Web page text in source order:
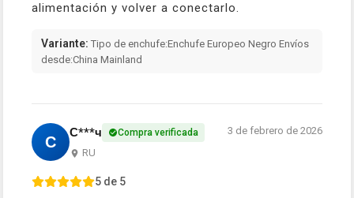
alimentación y volver a conectarlo.
Variante: Tipo de enchufe:Enchufe Europeo Negro Envíos
desde:China Mainland
С С***ч Compra verificada
RU
3 de febrero de 2026
5 de 5